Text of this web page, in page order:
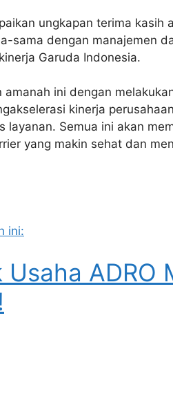
ungkapan terima kasih
sama dengan manajemen
Garuda Indonesia.
amanah ini dengan
kinerja
layanan. Semua ini akan
yang makin sehat dan
ini:
ADRO